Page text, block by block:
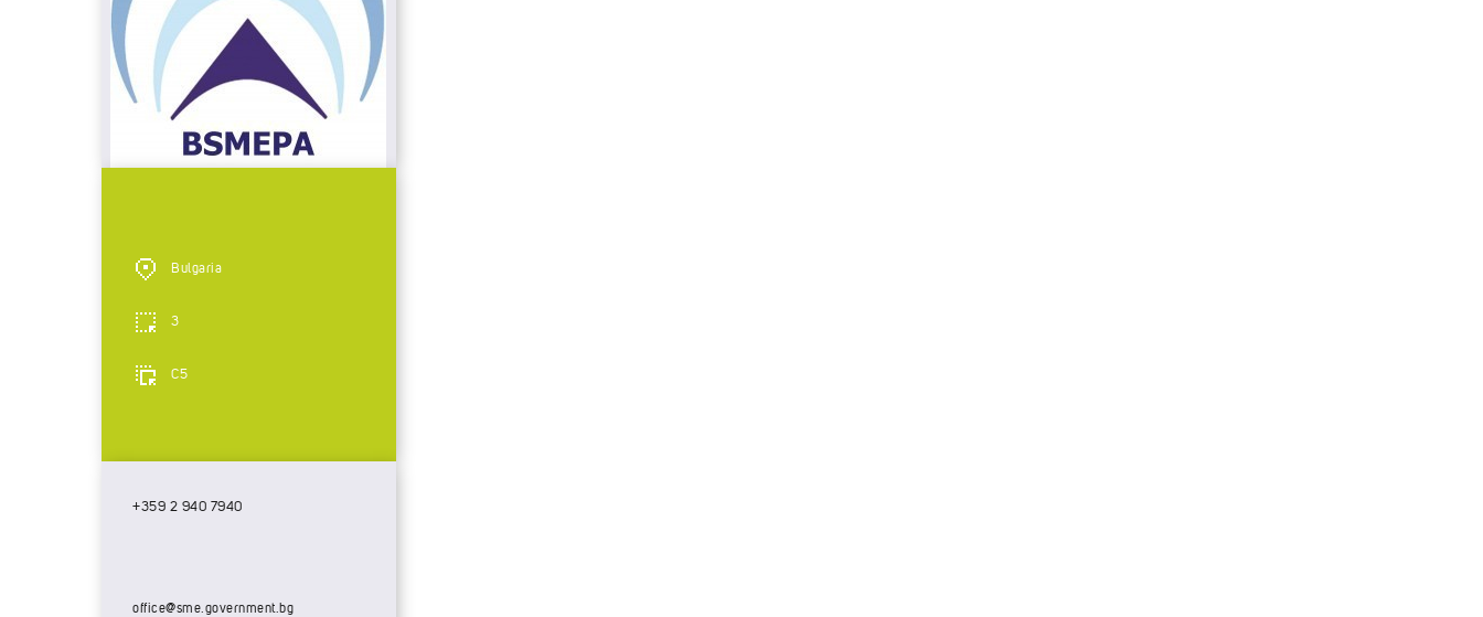
Bulgaria
3
C5
+359 2 940 7940
office@sme.government.bg